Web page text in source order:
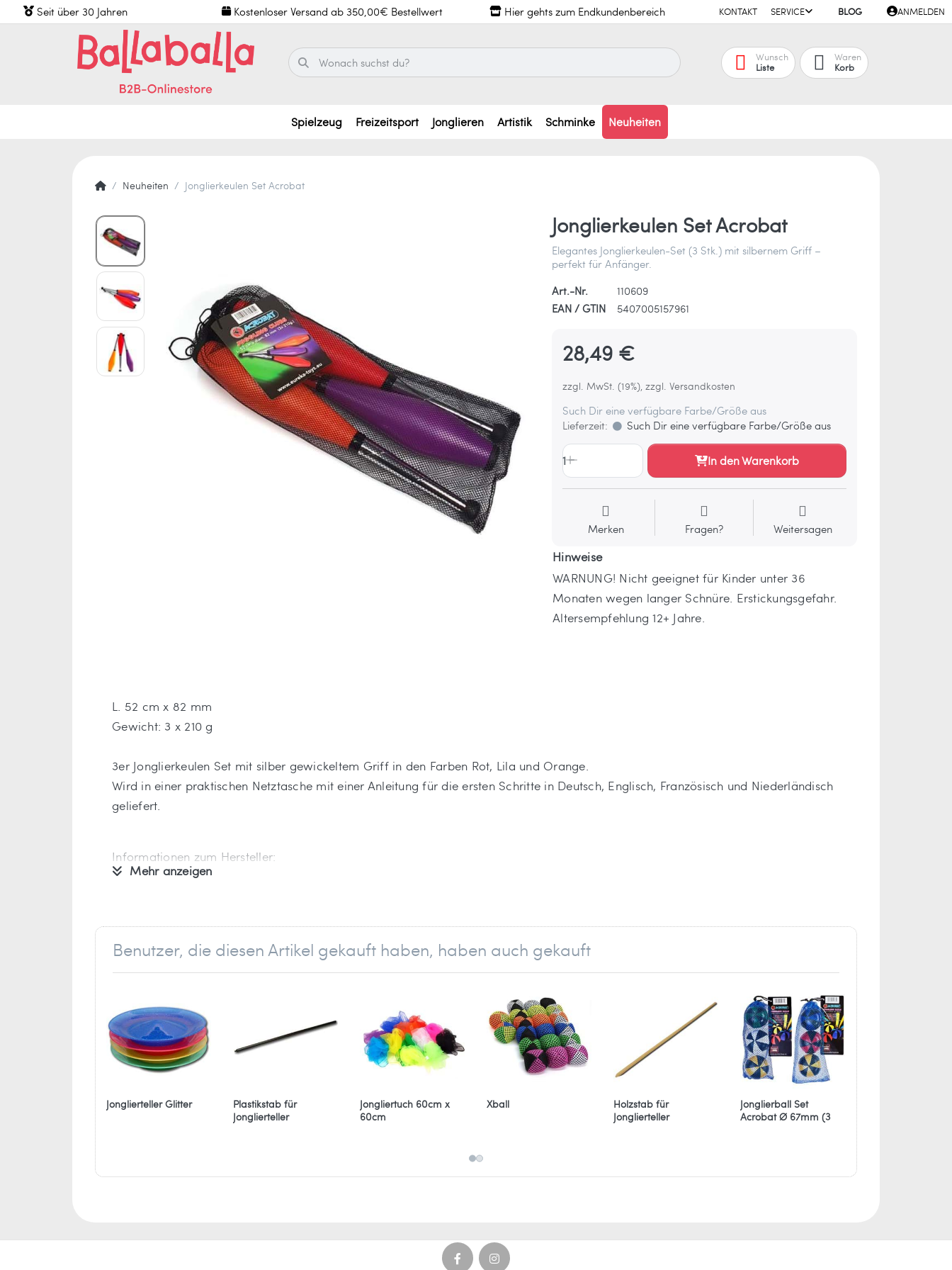
Seit über 30 Jahren Kostenloser Versand ab 350,00€ Bestellwert Hier gehts zum Endkundenbereich KONTAKT SERVICE BLOG ANMELDEN
Wunsch
Liste
Waren
Korb
Spielzeug Freizeitsport Jonglieren Artistik Schminke Neuheiten
Neuheiten Jonglierkeulen Set Acrobat
Jonglierkeulen Set Acrobat
Elegantes Jonglierkeulen-Set (3 Stk.) mit silbernem Griff –
perfekt für Anfänger.
Art.-Nr.
110609
EAN / GTIN
5407005157961
28,49 €
zzgl. MwSt. (19%), zzgl. Versandkosten
Such Dir eine verfügbare Farbe/Größe aus
Lieferzeit:
Such Dir eine verfügbare Farbe/Größe aus
1 In den Warenkorb
Merken Fragen? Weitersagen
Hinweise
WARNUNG! Nicht geeignet für Kinder unter 36
Monaten wegen langer Schnüre. Erstickungsgefahr.
Altersempfehlung 12+ Jahre.
L. 52 cm x 82 mm
Gewicht: 3 x 210 g
3er Jonglierkeulen Set mit silber gewickeltem Griff in den Farben Rot, Lila und Orange.
Wird in einer praktischen Netztasche mit einer Anleitung für die ersten Schritte in Deutsch, Englisch, Französisch und Niederländisch
geliefert.
Informationen zum Hersteller:
Verantwortlich für dieses Produkt ist der in der EU ansässige Wirtschaftsakteur
2800 Mechelen
Belgien
info[at]eureka-puzzle.eu
Mehr anzeigen
Benutzer, die diesen Artikel gekauft haben, haben auch gekauft
Jonglierteller Glitter
Plastikstab für
Jonglierteller
Jongliertuch 60cm x
60cm
Xball
Holzstab für
Jonglierteller
Jonglierball Set
Acrobat Ø 67mm (3